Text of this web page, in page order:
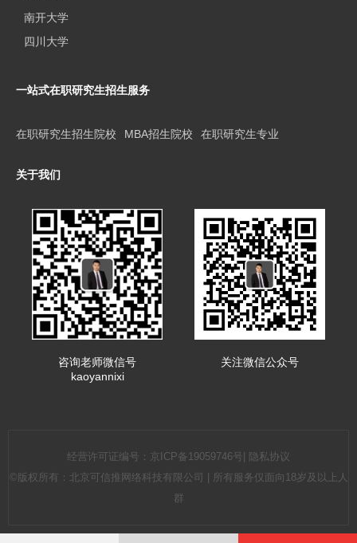
南开大学
四川大学
一站式在职研究生招生服务
在职研究生招生院校 MBA招生院校 在职研究生专业
关于我们
咨询老师微信号
kaoyannixi
关注微信公众号
经营许可证编号： 京ICP备19059746号
隐私协议
©版权所有：北京可信推网络科技有限公司 | 所有服务仅面向18岁及以上人
群